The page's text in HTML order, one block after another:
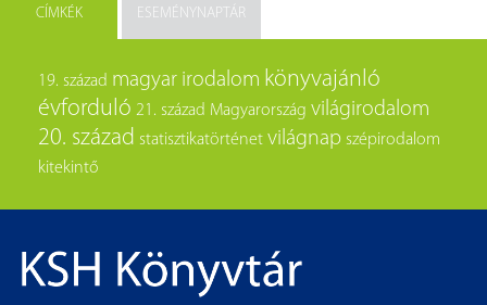
CÍMKÉK ESEMÉNYNAPTÁR
19. század magyar irodalom könyvajánló
évforduló 21. század Magyarország világirodalom
20. század statisztikatörténet világnap szépirodalom
kitekintő